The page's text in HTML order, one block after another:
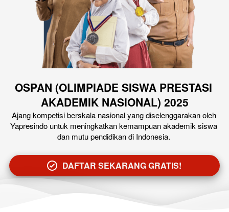
OSPAN (OLIMPIADE SISWA PRESTASI
AKADEMIK NASIONAL) 2025
Ajang kompetisi berskala nasional yang diselenggarakan oleh
Yapresindo untuk meningkatkan kemampuan akademik siswa
dan mutu pendidikan di Indonesia.
` DAFTAR SEKARANG GRATIS!